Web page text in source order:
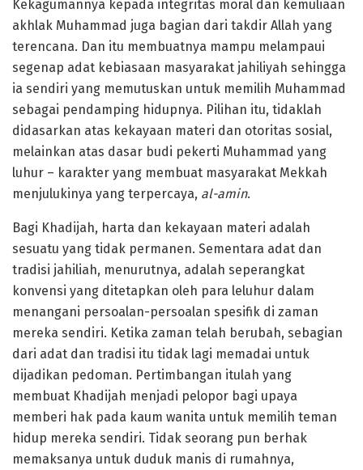
Kekagumannya kepada integritas moral dan kemuliaan
akhlak Muhammad juga bagian dari takdir Allah yang
terencana. Dan itu membuatnya mampu melampaui
segenap adat kebiasaan masyarakat jahiliyah sehingga
ia sendiri yang memutuskan untuk memilih Muhammad
sebagai pendamping hidupnya. Pilihan itu, tidaklah
didasarkan atas kekayaan materi dan otoritas sosial,
melainkan atas dasar budi pekerti Muhammad yang
luhur – karakter yang membuat masyarakat Mekkah
menjulukinya yang terpercaya, al-amin.
Bagi Khadijah, harta dan kekayaan materi adalah
sesuatu yang tidak permanen. Sementara adat dan
tradisi jahiliah, menurutnya, adalah seperangkat
konvensi yang ditetapkan oleh para leluhur dalam
menangani persoalan-persoalan spesifik di zaman
mereka sendiri. Ketika zaman telah berubah, sebagian
dari adat dan tradisi itu tidak lagi memadai untuk
dijadikan pedoman. Pertimbangan itulah yang
membuat Khadijah menjadi pelopor bagi upaya
memberi hak pada kaum wanita untuk memilih teman
hidup mereka sendiri. Tidak seorang pun berhak
memaksanya untuk duduk manis di rumahnya,